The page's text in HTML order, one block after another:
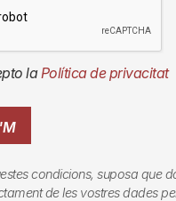
laPolítica de privacitat
condicions, suposa que
de les vostres dades